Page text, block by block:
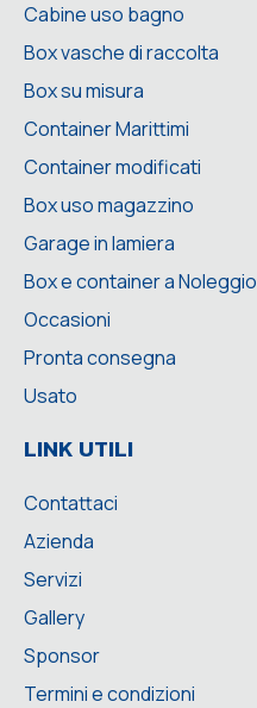
Cabine uso bagno
Box vasche di raccolta
Box su misura
Container Marittimi
Container modificati
Box uso magazzino
Garage in lamiera
Box e container a Noleggio
Occasioni
Pronta consegna
Usato
LINK UTILI
Contattaci
Azienda
Servizi
Gallery
Sponsor
Termini e condizioni